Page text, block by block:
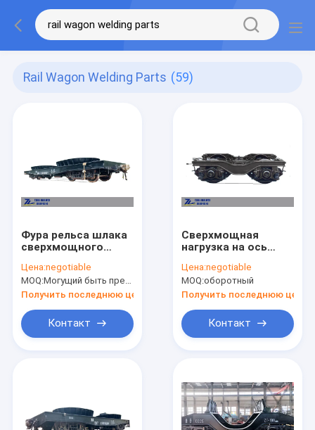
Rail Wagon Welding Parts (59)
Фура рельса шлака
сверхмощного
мастерской
стальная 100 тонн
Цена:negotiable
MOQ:Могущий быть предметом переговоров
Получить последнюю цену
Контакт
Сверхмощная
нагрузка на ось
тележки 1435мм
тележки 100Т
Цена:negotiable
MOQ:оборотный
Получить последнюю цену
Контакт